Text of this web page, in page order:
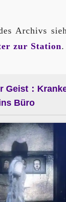
Archivs
zur Station.
Geist：
Büro